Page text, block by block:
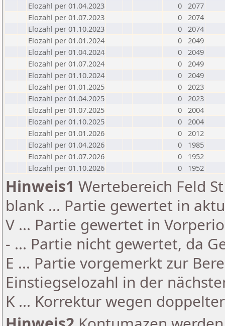
Elozahl per 01.04.2023
0 2077
Elozahl per 01.07.2023
0 2074
Elozahl per 01.10.2023
0 2074
Elozahl per 01.01.2024
0 2049
Elozahl per 01.04.2024
0 2049
Elozahl per 01.07.2024
0 2049
Elozahl per 01.10.2024
0 2049
Elozahl per 01.01.2025
0 2023
Elozahl per 01.04.2025
0 2023
Elozahl per 01.07.2025
0 2004
Elozahl per 01.10.2025
0 2004
Elozahl per 01.01.2026
0 2012
Elozahl per 01.04.2026
0
1985
Elozahl per 01.07.2026
0
1952
Elozahl per 01.10.2026
0 1952
Hinweis1 Wertebereich Feld
blank ... Partie gewertet in
V ... Partie gewertet in
- ... Partie nicht gewertet, da
E ... Partie vorgemerkt zur
Einstiegselozahl in der
K ... Korrektur wegen